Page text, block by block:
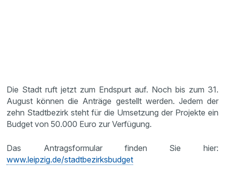
Die Stadt ruft jetzt zum Endspurt auf. Noch bis zum 31.
August können die Anträge gestellt werden. Jedem der
zehn Stadtbezirk steht für die Umsetzung der Projekte ein
Budget von 50.000 Euro zur Verfügung.
Das Antragsformular finden Sie hier:
www.leipzig.de/stadtbezirksbudget